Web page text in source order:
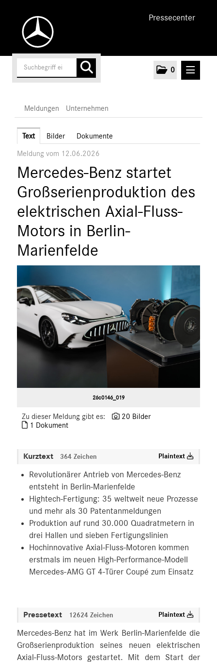
Pressecenter
0
Unternehmen
Marken & Produkte
MEDIA
ÜBER UNS
ANSPRECHPARTNER
Meldungen Unternehmen
Text Bilder Dokumente
Meldung vom 12.06.2026
Mercedes-Benz startet
Großserienproduktion des
elektrischen Axial-Fluss-
Motors in Berlin-
Marienfelde
26c0146_019
Zu dieser Meldung gibt es:
20 Bilder
1 Dokument
Kurztext 364 Zeichen Plaintext
Revolutionärer Antrieb von Mercedes-Benz
entsteht in Berlin-Marienfelde
Hightech-Fertigung: 35 weltweit neue Prozesse
und mehr als 30 Patentanmeldungen
Produktion auf rund 30.000 Quadratmetern in
drei Hallen und sieben Fertigungslinien
Hochinnovative Axial-Fluss-Motoren kommen
erstmals im neuen High-Performance-Modell
Mercedes‑AMG GT 4-Türer Coupé zum Einsatz
Pressetext 12624 Zeichen Plaintext
Mercedes-Benz hat im Werk Berlin-Marienfelde die
Großserienproduktion seines neuen elektrischen
Axial-Fluss-Motors gestartet. Mit dem Start der